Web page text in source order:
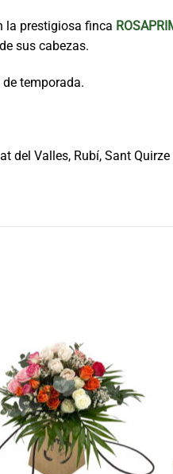
la prestigiosa finca
sus cabezas.
temporada.
Valles, Rubí, Sant